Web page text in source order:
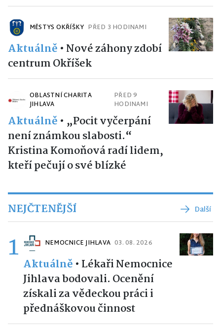
MĚSTYS OKŘÍŠKY PŘED 3 HODINAMI
Aktuálně • Nové záhony zdobí
centrum Okříšek
OBLASTNÍ CHARITA
JIHLAVA
PŘED 9
HODINAMI
Aktuálně • „Pocit vyčerpání
není známkou slabosti.“
Kristina Komoňová radí lidem,
kteří pečují o své blízké
NEJČTENĚJŠÍ Další
1 NEMOCNICE JIHLAVA 03. 08. 2026
Aktuálně • Lékaři Nemocnice
Jihlava bodovali. Ocenění
získali za vědeckou práci i
přednáškovou činnost